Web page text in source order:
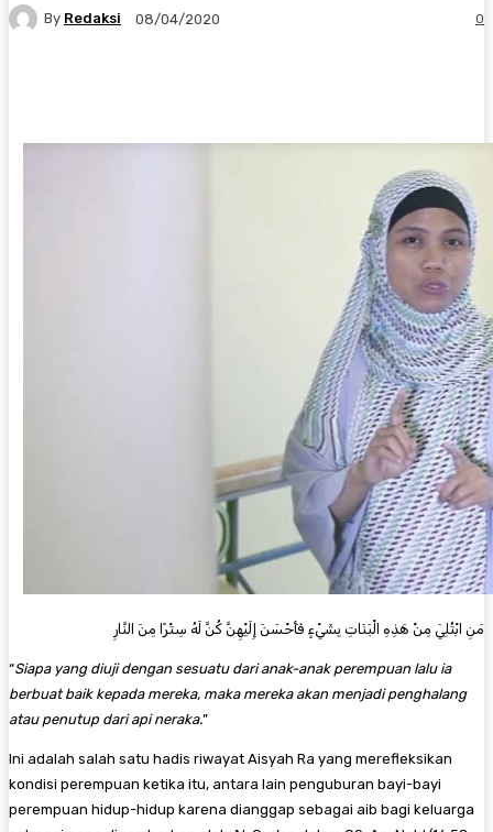
By Redaksi 08/04/2020 0
مَنِ ابْتُلِيَ مِنْ هَذِهِ الْبَنَاتِ بِشَيْءٍ فَأَحْسَنَ إِلَيْهِنَّ كُنَّ لَهُ سِتْرًا مِنَ النَّارِ
“Siapa yang diuji dengan sesuatu dari anak-anak perempuan lalu ia
berbuat baik kepada mereka, maka mereka akan menjadi penghalang
atau penutup dari api neraka.”
Ini adalah salah satu hadis riwayat Aisyah Ra yang merefleksikan
kondisi perempuan ketika itu, antara lain penguburan bayi-bayi
perempuan hidup-hidup karena dianggap sebagai aib bagi keluarga